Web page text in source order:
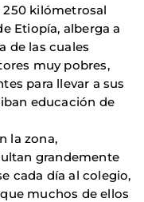
250 kilómetrosal
Etiopía, alberga a
de las cuales
muy pobres,
para llevar a sus
educación de
la zona,
grandemente
cada día al colegio,
muchos de ellos